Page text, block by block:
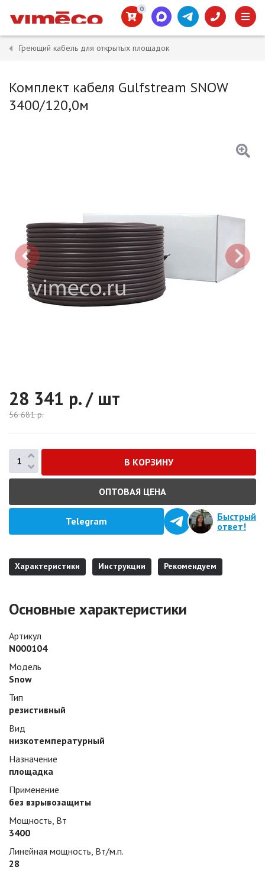
0
Греющий кабель для открытых площадок
Комплект кабеля Gulfstream SNOW
3400/120,0м
28 341 р. / шт
56 681р.
ОПТОВАЯ ЦЕНА
Telegram
Быстрый
ответ!
Характеристики Инструкции Рекомендуем
Основные характеристики
Артикул
N000104
Модель
Snow
Тип
резистивный
Вид
низкотемпературный
Назначение
площадка
Применение
без взрывозащиты
Мощность, Вт
3400
Линейная мощность, Вт/м.п.
28